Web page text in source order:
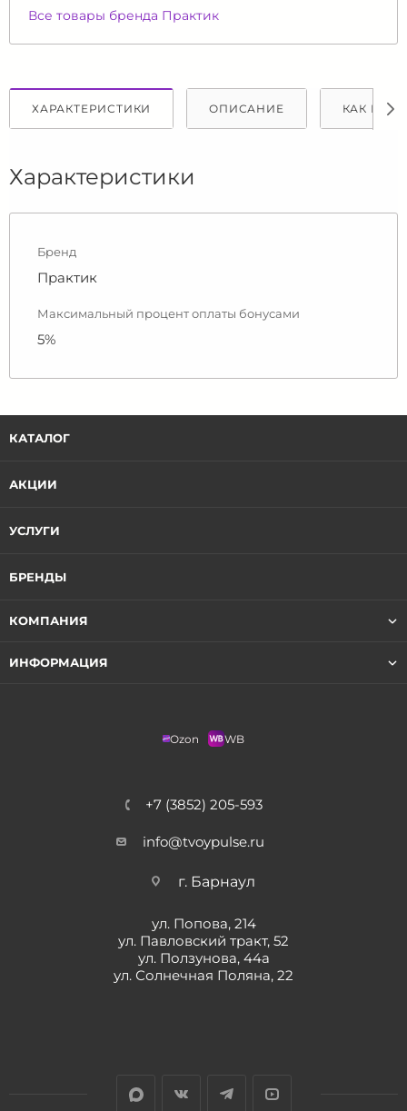
Все товары бренда Практик
ХАРАКТЕРИСТИКИ ОПИСАНИЕ КАК
Характеристики
Бренд
Практик
Максимальный процент оплаты бонусами
5%
КАТАЛОГ
АКЦИИ
УСЛУГИ
БРЕНДЫ
КОМПАНИЯ
ИНФОРМАЦИЯ
Ozon WB
+7 (3852) 205-593
info@tvoypulse.ru
г. Барнаул
ул. Попова, 214
ул. Павловский тракт, 52
ул. Ползунова, 44а
ул. Солнечная Поляна, 22